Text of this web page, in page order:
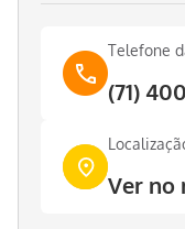
Telefone
(71)
Ver no